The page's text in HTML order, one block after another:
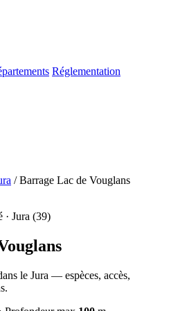
Réglementation
/ Barrage Lac de Vouglans
· Jura (39)
le Jura — espèces, accès,